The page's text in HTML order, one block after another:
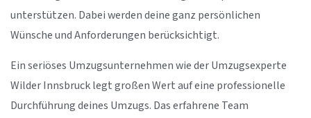
unterstützen. Dabei werden deine ganz persönlichen
Wünsche und Anforderungen berücksichtigt.
Ein seriöses Umzugsunternehmen wie der Umzugsexperte
Wilder Innsbruck legt großen Wert auf eine professionelle
Durchführung deines Umzugs. Das erfahrene Team